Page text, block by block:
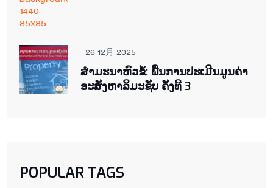
26 12月 2025
ສຳມະນາຫົວຂໍ້: ພື້ນການປະເມີນມູນຄ່າ
ອະສັງຫາລິມະຊັບ ຄັ້ງທີ 3
POPULAR TAGS